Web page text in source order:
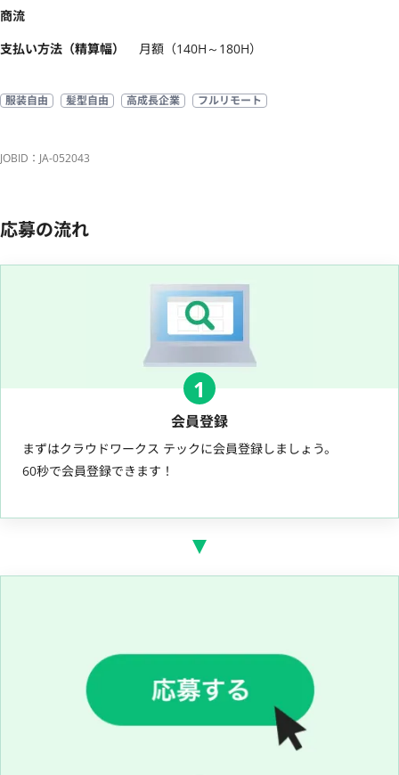
商流
支払い方法（精算幅）
月額（140H～180H）
服装自由 髪型自由 高成長企業 フルリモート
JOBID：JA-052043
応募の流れ
1
会員登録
まずはクラウドワークス テックに会員登録しましょう。
60秒で会員登録できます！